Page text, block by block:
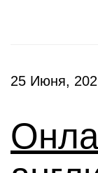
25 Июня,